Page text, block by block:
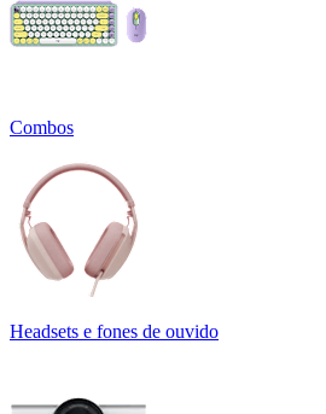
Combos
Headsets e fones de ouvido